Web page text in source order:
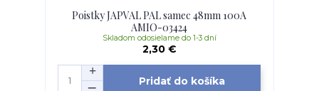
Poistky JAPVAL PAL samec 48mm 100A
AMIO-03424
2,30 €
Skladom odosielame do 1-3 dní
Pridať do košíka